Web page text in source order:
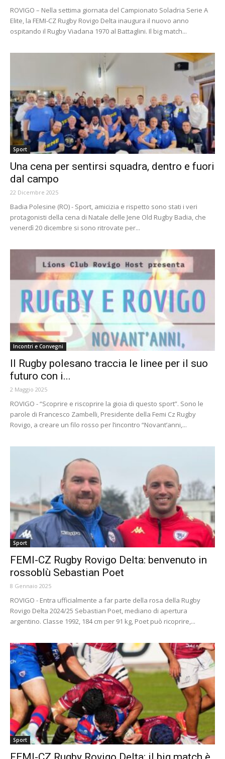
ROVIGO – Nella settima giornata del Campionato Soladria Serie A
Elite, la FEMI-CZ Rugby Rovigo Delta inaugura il nuovo anno
ospitando il Rugby Viadana 1970 al Battaglini. Il big match...
Sport
Una cena per sentirsi squadra, dentro e fuori
dal campo
22 Dicembre 2025
Badia Polesine (RO) - Sport, amicizia e rispetto sono stati i veri
protagonisti della cena di Natale delle Jene Old Rugby Badia, che
venerdì 20 dicembre si sono ritrovate per...
Incontri e Convegni
Il Rugby polesano traccia le linee per il suo
futuro con i...
2 Maggio 2025
ROVIGO - “Scoprire e riscoprire la gioia di questo sport”. Sono le
parole di Francesco Zambelli, Presidente della Femi Cz Rugby
Rovigo, a creare un filo rosso per l’incontro “Novant’anni,...
Sport
FEMI-CZ Rugby Rovigo Delta: benvenuto in
rossoblù Sebastian Poet
8 Gennaio 2025
ROVIGO - Entra ufficialmente a far parte della rosa della Rugby
Rovigo Delta 2024/25 Sebastian Poet, mediano di apertura
argentino. Classe 1992, 184 cm per 91 kg, Poet può ricoprire,...
Sport